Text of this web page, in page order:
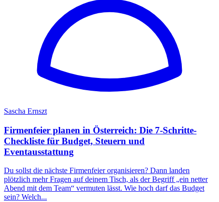
Sascha Ernszt
Firmenfeier planen in Österreich: Die 7-Schritte-
Checkliste für Budget, Steuern und
Eventausstattung
Du sollst die nächste Firmenfeier organisieren? Dann landen
plötzlich mehr Fragen auf deinem Tisch, als der Begriff „ein netter
Abend mit dem Team“ vermuten lässt. Wie hoch darf das Budget
sein? Welch...